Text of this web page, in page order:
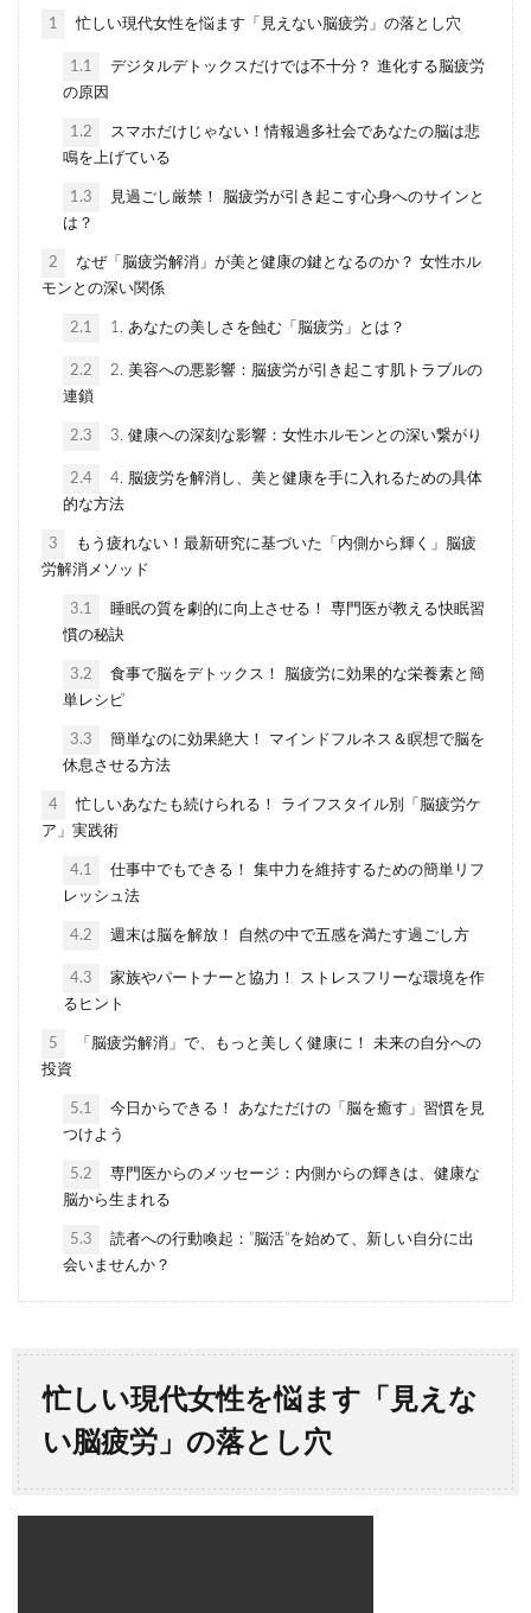
1 忙しい現代女性を悩ます「見えない脳疲労」の落とし穴
1.1
デジタルデトックスだけでは不十分？ 進化する脳疲労
の原因
1.2
スマホだけじゃない！情報過多社会であなたの脳は悲
鳴を上げている
1.3
見過ごし厳禁！ 脳疲労が引き起こす心身へのサインと
は？
2
なぜ「脳疲労解消」が美と健康の鍵となるのか？ 女性ホル
モンとの深い関係
2.1 1. あなたの美しさを蝕む「脳疲労」とは？
2.2
2. 美容への悪影響：脳疲労が引き起こす肌トラブルの
連鎖
2.3 3. 健康への深刻な影響：女性ホルモンとの深い繋がり
2.4
4. 脳疲労を解消し、美と健康を手に入れるための具体
的な方法
3
もう疲れない！最新研究に基づいた「内側から輝く」脳疲
労解消メソッド
3.1
睡眠の質を劇的に向上させる！ 専門医が教える快眠習
慣の秘訣
3.2
食事で脳をデトックス！ 脳疲労に効果的な栄養素と簡
単レシピ
3.3
簡単なのに効果絶大！ マインドフルネス＆瞑想で脳を
休息させる方法
4
忙しいあなたも続けられる！ ライフスタイル別「脳疲労ケ
ア」実践術
4.1
仕事中でもできる！ 集中力を維持するための簡単リフ
レッシュ法
4.2 週末は脳を解放！ 自然の中で五感を満たす過ごし方
4.3
家族やパートナーと協力！ ストレスフリーな環境を作
るヒント
5
「脳疲労解消」で、もっと美しく健康に！ 未来の自分への
投資
5.1
今日からできる！ あなただけの「脳を癒す」習慣を見
つけよう
5.2
専門医からのメッセージ：内側からの輝きは、健康な
脳から生まれる
5.3
読者への行動喚起：”脳活”を始めて、新しい自分に出
会いませんか？
忙しい現代女性を悩ます「見えな
い脳疲労」の落とし穴